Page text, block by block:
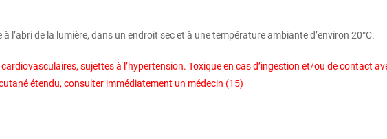
de la lumière, dans un endroit sec et à une température ambiante d’environ 20°C.
sujettes à l’hypertension. Toxique en cas d’ingestion et/ou de contact
étendu, consulter immédiatement un médecin (15)